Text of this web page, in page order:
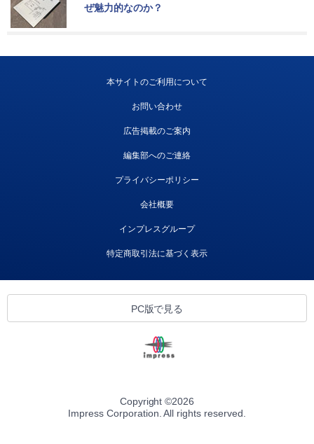
ぜ魅力的なのか？
本サイトのご利用について
お問い合わせ
広告掲載のご案内
編集部へのご連絡
プライバシーポリシー
会社概要
インプレスグループ
特定商取引法に基づく表示
PC版で見る
Copyright ©2026
Impress Corporation. All rights reserved.